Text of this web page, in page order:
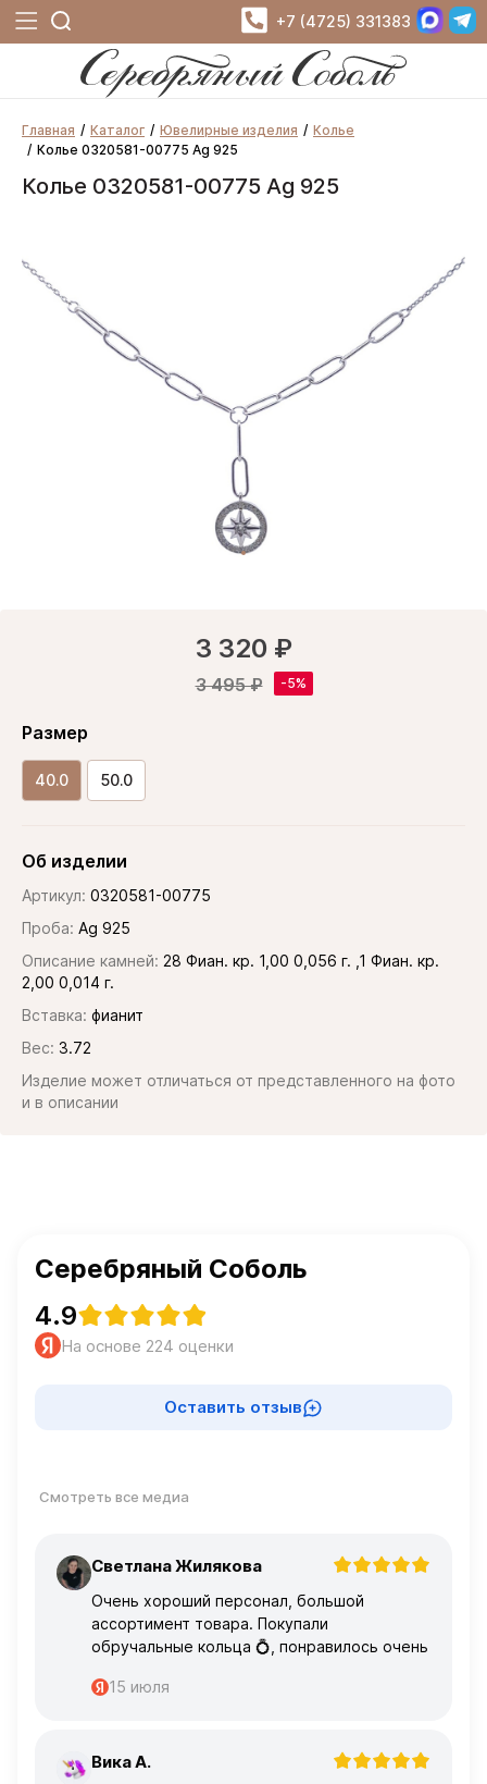
+7 (4725) 331383
Главная Каталог Ювелирные изделия
Колье
Колье 0320581-00775 Ag 925
Колье 0320581-00775 Ag 925
3 320 ₽
3 495 ₽
Размер
40.0 50.0
Об изделии
Артикул: 0320581-00775
Проба: Ag 925
Описание камней: 28 Фиан. кр. 1,00 0,056 г. ,1 Фиан. кр.
2,00 0,014 г.
Вставка: фианит
Вес: 3.72
Изделие может отличаться от представленного на фото
и в описании
Серебряный Соболь
4.9
На основе 224 оценки
Оставить отзыв
Смотреть все медиа
С Светлана Жилякова
Очень хороший персонал, большой
ассортимент товара. Покупали
обручальные кольца 💍, понравилось очень
15 июля
В Вика А.